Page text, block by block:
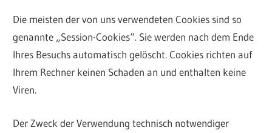
Die meisten der von uns verwendeten Cookies sind so
genannte „Session-Cookies“. Sie werden nach dem Ende
Ihres Besuchs automatisch gelöscht. Cookies richten auf
Ihrem Rechner keinen Schaden an und enthalten keine
Viren.
Der Zweck der Verwendung technisch notwendiger